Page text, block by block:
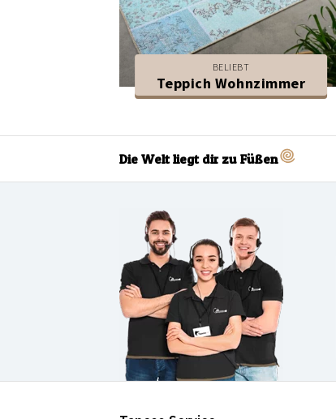
BELIEBT
Teppich Wohnzimmer
Die Welt liegt dir zu Füßen